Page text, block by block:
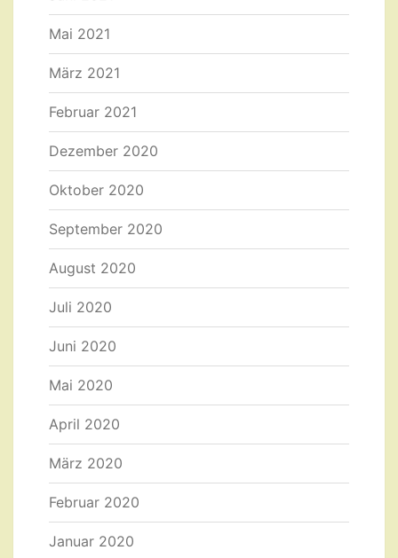
Mai 2021
März 2021
Februar 2021
Dezember 2020
Oktober 2020
September 2020
August 2020
Juli 2020
Juni 2020
Mai 2020
April 2020
März 2020
Februar 2020
Januar 2020